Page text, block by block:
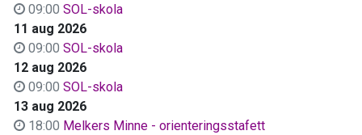
09:00 SOL-skola
11 aug 2026
09:00 SOL-skola
12 aug 2026
09:00 SOL-skola
13 aug 2026
18:00 Melkers Minne - orienteringsstafett